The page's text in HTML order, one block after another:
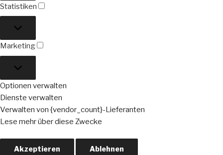
Statistiken
Marketing
Optionen verwalten
Dienste verwalten
Verwalten von {vendor_count}-Lieferanten
Lese mehr über diese Zwecke
Akzeptieren Ablehnen